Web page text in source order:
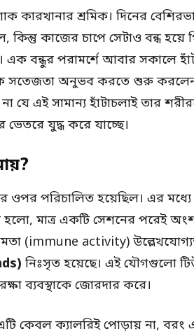
কারখানার শ্রমিক। দিনের
কাজের চাপে সেটাও বন্ধ হয়ে
এক বন্ধুর পরামর্শে আবার সকালে
সতেজতা অনুভব করতে শুরু করলেন।
এই সামান্য হাঁটাচলাই তার
যুদ্ধ করে যাচ্ছে।
ওপর পরিচালিত হয়েছিল। এর মধ্যে
মাত্র একটি সেশনের পরেই
(immune activity)
নিঃসৃত হয়েছে। এই যৌগগুলো
ব্যবস্থাকে জোরদার করে।
কেবল ক্যালরিই পোড়ায় না,